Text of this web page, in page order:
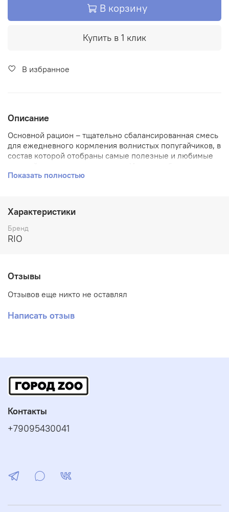
В корзину
Купить в 1 клик
В избранное
Описание
Основной рацион – тщательно сбалансированная смесь
для ежедневного кормления волнистых попугайчиков, в
состав которой отобраны самые полезные и любимые
обеспечит птицу всеми необходимыми питательными
как источник дополнительной энергии и абиссинский
нуг, богатый белками и жирами, а также канареечное
семя, семена льна и другие любимые попугайчиками
зерна и семена.
Просо желтое
Просо красное
Овсянка
Водоросли
Глюконат кальция
Показать полностью
Характеристики
Бренд
RIO
Отзывы
Отзывов еще никто не оставлял
Написать отзыв
Контакты
+79095430041